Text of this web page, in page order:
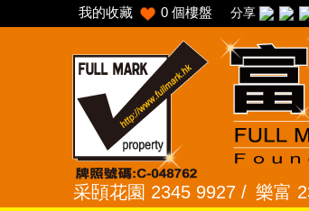
我的收藏 0 個樓盤 分享
采頣花園 2345 9927 /樂富 2321